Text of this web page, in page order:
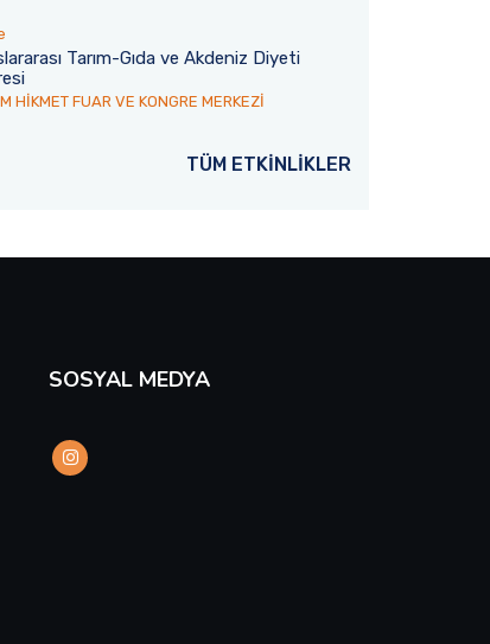
Yazır
için üniversiteye ait
gönderdi.
Akdeniz Üniversitesi Türkçe
dünyanın farklı ülkelerinden
Devamını Oku
Tarım-Gıda ve Akdeniz Diyeti
HİKMET FUAR VE KONGRE MERKEZİ
TÜM ETKİNLİKLER
SOSYAL MEDYA